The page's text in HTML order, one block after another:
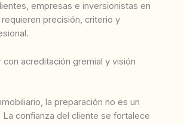
empresas e inversionistas en
precisión, criterio y
con acreditación gremial y visión
la preparación no es un
La confianza del cliente se fortalece